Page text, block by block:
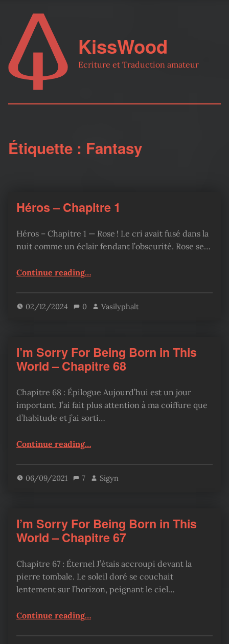
KissWood
Ecriture et Traduction amateur
Étiquette : Fantasy
Héros – Chapitre 1
Héros – Chapitre 1 — Rose ! Le cri avait fusé dans la
nuit comme un éclair fendant l’obscurité. Rose se…
Continue reading…
02/12/2024 0 Vasilyphalt
I’m Sorry For Being Born in This
World – Chapitre 68
Chapitre 68 : Épilogue Aujourd’hui est un jour
important. J’ai fait plus attention à ma coiffure que
d’habitude et j’ai sorti…
Continue reading“I’m Sorry For Being Born in This World – Chapitre 68”
…
06/09/2021 7 Sigyn
I’m Sorry For Being Born in This
World – Chapitre 67
Chapitre 67 : Éternel J’étais accroupi devant la
pierre tombale. Le soleil doré se couchait
lentement sur l’horizon, peignant le ciel…
Continue reading“I’m Sorry For Being Born in This World – Chapitre 67”
…